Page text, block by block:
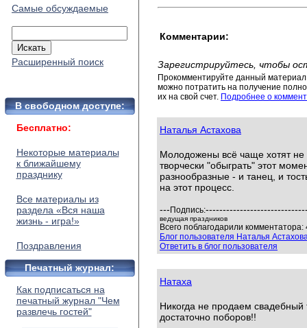
Самые обсуждаемые
Расширенный поиск
В свободном доступе:
Бесплатно:
Некоторые материалы
к ближайшему
празднику
Все материалы из
раздела «Вся наша
жизнь - игра!»
Поздравления
Печатный журнал:
Как подписаться на
печатный журнал "Чем
развлечь гостей"
Комментарии:
Зарегистрируйтесь, чтобы
Прокомментируйте данный
можно потратить на получение
их на свой счет. Подробнее о
Наталья Астахова
Молодожены всё чаще хотят не
творчески "обыграть" этот
разнообразные - и танец, и
на этот процесс.
--- Подпись:
ведущая праздников
Всего поблагодарили
Блог пользователя Наталья
Ответить в блог пользователя
Натаха
Никогда не продаем свадебный
достаточно поборов!!